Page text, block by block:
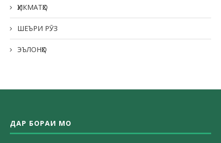
ҲИКМАТҲО
ШЕЪРИ РӮЗ
ЭЪЛОНҲО
ДАР БОРАИ МО